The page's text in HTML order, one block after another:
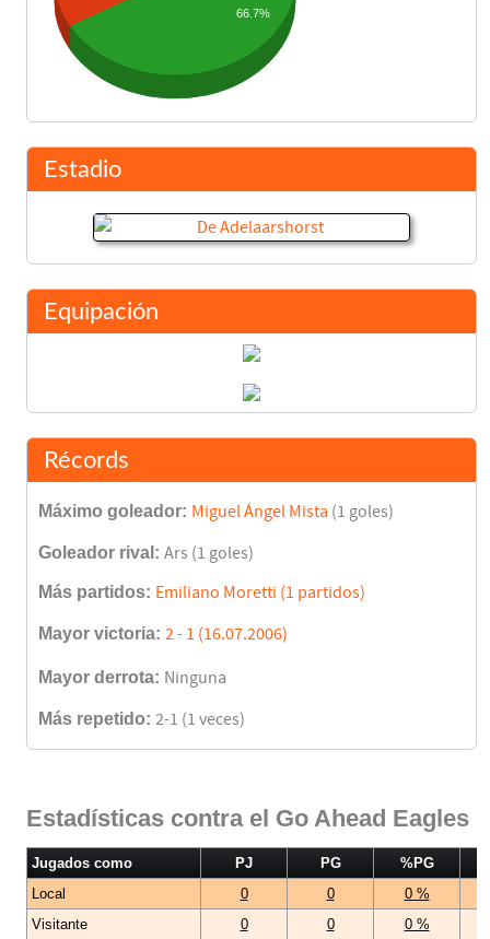
66.7%
Estadio
Equipación
Récords
Máximo goleador: Miguel Ángel Mista (1 goles)
Goleador rival: Ars (1 goles)
Más partidos: Emiliano Moretti (1 partidos)
Mayor victoria: 2 - 1 (16.07.2006)
Mayor derrota: Ninguna
Más repetido: 2-1 (1 veces)
Estadísticas contra el Go Ahead Eagles
Jugados como PJ PG
%PG
Local
0 0
0 %
Visitante
0 0 0 %